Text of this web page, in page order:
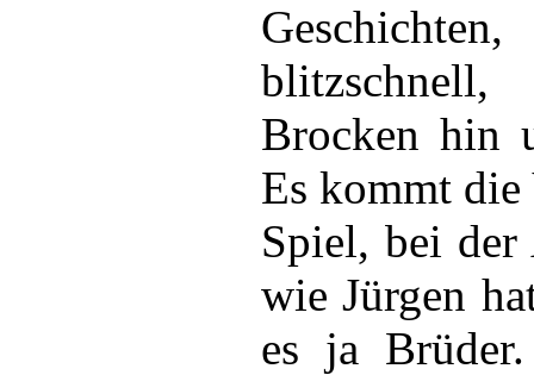
Brocken hin
Es kommt
Spiel, bei
wie Jürgen
es ja